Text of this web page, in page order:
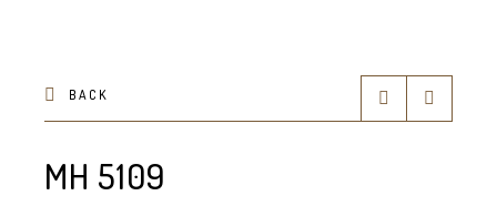
BACK
MH 5109